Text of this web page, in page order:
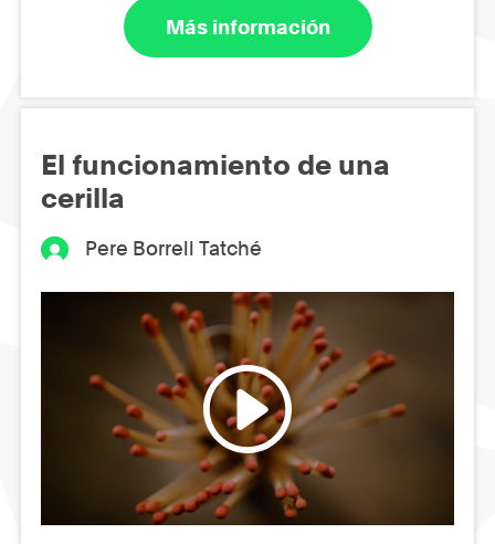
Más información
El funcionamiento de una
cerilla
Pere Borrell Tatché